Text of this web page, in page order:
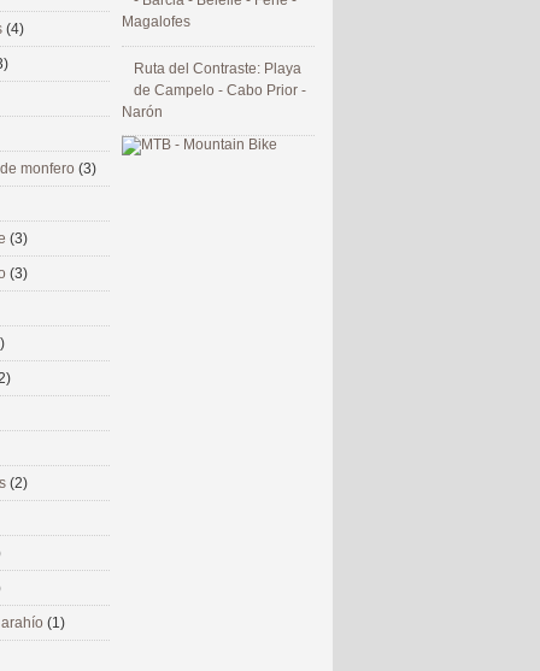
Magalofes
Ruta del Contraste: Playa
de Campelo - Cabo Prior -
Narón
(4)
monfero (3)
(3)
(3)
(2)
(1)